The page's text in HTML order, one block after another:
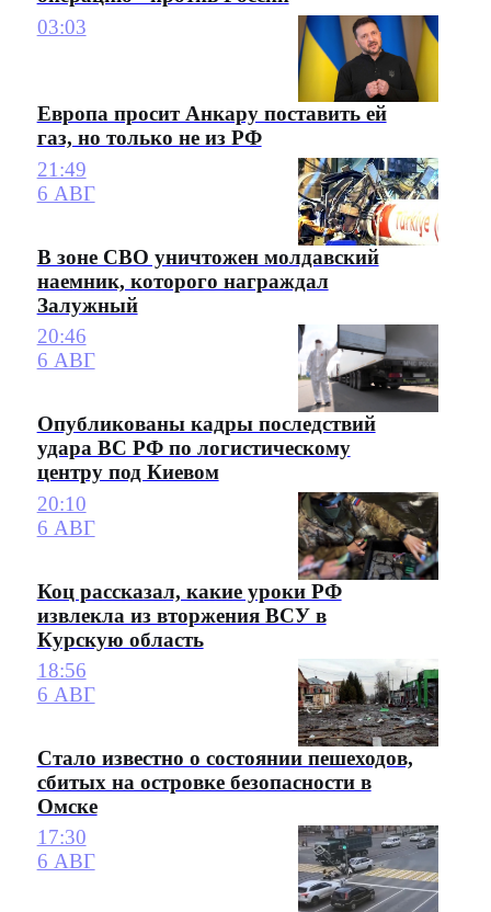
03:03
Европа просит Анкару поставить ей
газ, но только не из РФ
21:49
6 АВГ
В зоне СВО уничтожен молдавский
наемник, которого награждал
Залужный
20:46
6 АВГ
Опубликованы кадры последствий
удара ВС РФ по логистическому
центру под Киевом
20:10
6 АВГ
Коц рассказал, какие уроки РФ
извлекла из вторжения ВСУ в
Курскую область
18:56
6 АВГ
Стало известно о состоянии пешеходов,
сбитых на островке безопасности в
Омске
17:30
6 АВГ